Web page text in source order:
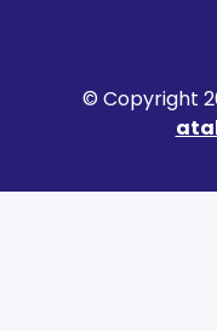
© Copyright